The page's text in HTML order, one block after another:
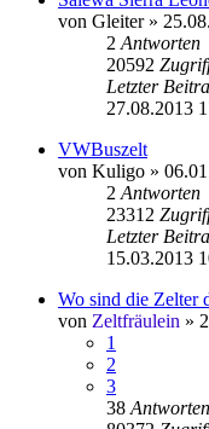
von Gleiter»
2 Antworten
20592
Letzter
27.08.2013
VWBuszelt
von Kuligo »
2 Antworten
23312
Letzter
15.03.2013
Wo sind die Zelter
von Zeltfräulein »
1
2
3
38 Antworten